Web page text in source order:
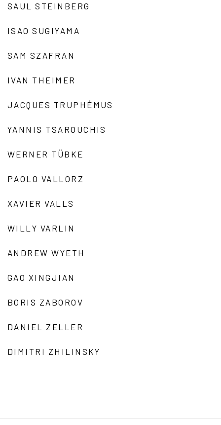
SAUL STEINBERG
ISAO SUGIYAMA
SAM SZAFRAN
IVAN THEIMER
JACQUES TRUPHÉMUS
YANNIS TSAROUCHIS
WERNER TÜBKE
PAOLO VALLORZ
XAVIER VALLS
WILLY VARLIN
ANDREW WYETH
GAO XINGJIAN
BORIS ZABOROV
DANIEL ZELLER
DIMITRI ZHILINSKY